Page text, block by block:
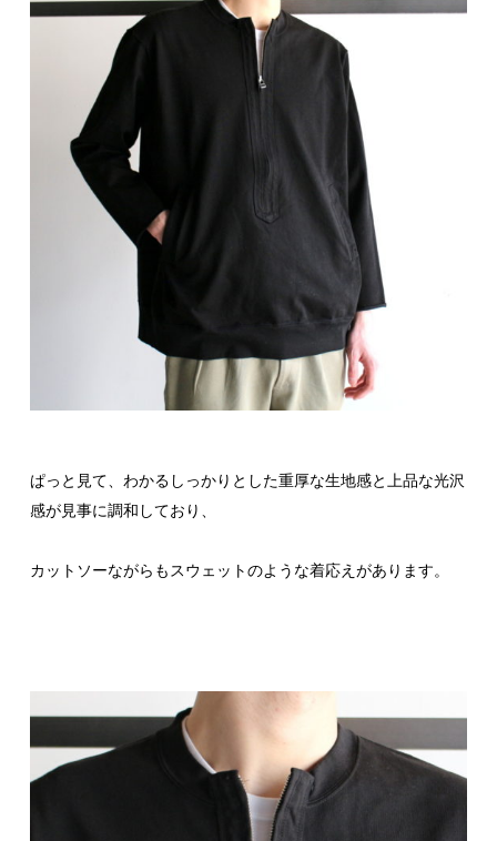
ぱっと見て、わかるしっかりとした重厚な生地感と上品な光沢
感が見事に調和しており、
カットソーながらもスウェットのような着応えがあります。